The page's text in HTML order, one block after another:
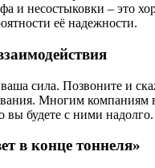
и несостыковки – это
её надежности.
ваша сила. Позвоните и
Многим компаниям
будете с ними надолго.
в конце тоннеля»